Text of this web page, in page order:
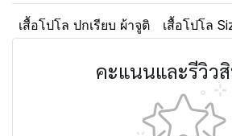
เสื้อโปโล ปกเรียบ ผ้าจูติ เสื้อโปโล
คะแนนและรีวิว